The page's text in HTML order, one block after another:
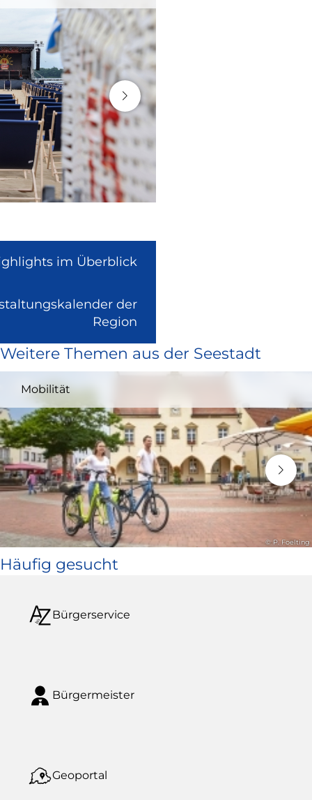
im Überblick
der
Region
extern
und
in
neuem
Fenster)
Weitere Themen aus der Seestadt
Mobilität
© P. Foelting
Häufig gesucht
Bürgerservice
Bürgermeister
Geoportal